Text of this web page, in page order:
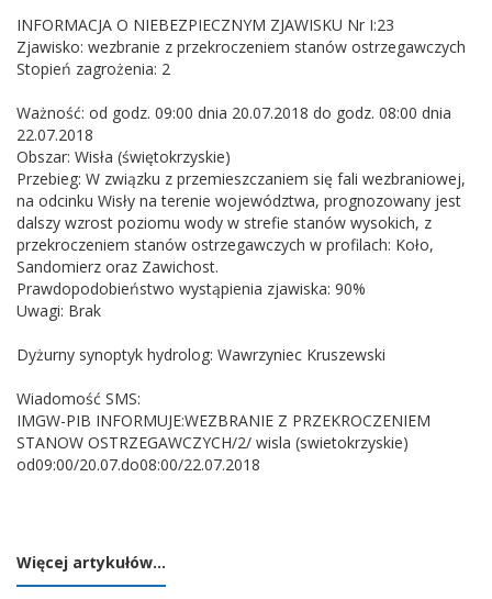
INFORMACJA O NIEBEZPIECZNYM ZJAWISKU Nr I:23
Zjawisko: wezbranie z przekroczeniem stanów ostrzegawczych
Stopień zagrożenia: 2
Ważność: od godz. 09:00 dnia 20.07.2018 do godz. 08:00 dnia
22.07.2018
Obszar: Wisła (świętokrzyskie)
Przebieg: W związku z przemieszczaniem się fali wezbraniowej,
na odcinku Wisły na terenie województwa, prognozowany jest
dalszy wzrost poziomu wody w strefie stanów wysokich, z
przekroczeniem stanów ostrzegawczych w profilach: Koło,
Sandomierz oraz Zawichost.
Prawdopodobieństwo wystąpienia zjawiska: 90%
Uwagi: Brak
Dyżurny synoptyk hydrolog: Wawrzyniec Kruszewski
Wiadomość SMS:
IMGW-PIB INFORMUJE:WEZBRANIE Z PRZEKROCZENIEM
STANOW OSTRZEGAWCZYCH/2/ wisla (swietokrzyskie)
od09:00/20.07.do08:00/22.07.2018
Więcej artykułów…